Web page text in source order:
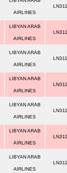
AIRLINES
LN311
LIBYAN ARAB
AIRLINES
LN311
LIBYAN ARAB
AIRLINES
LN311
LIBYAN ARAB
AIRLINES
LN311
LIBYAN ARAB
AIRLINES
LN311
LIBYAN ARAB
AIRLINES
LN311
LIBYAN ARAB
AIRLINES
LN311